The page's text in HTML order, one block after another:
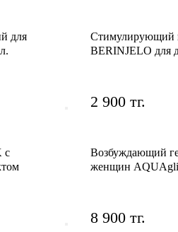
для
Стимулирующий
BERINJELO для
2 900 тг.
с
Возбуждающий
женщин
8 900 тг.